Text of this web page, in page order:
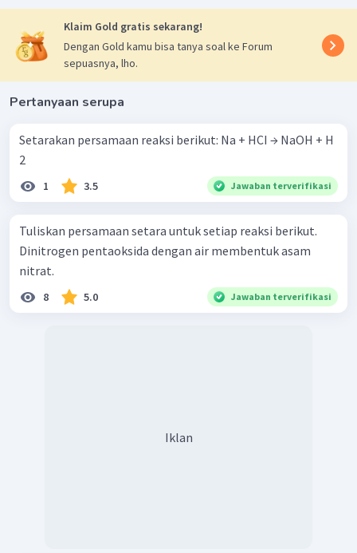
Klaim Gold gratis sekarang!
Dengan Gold kamu bisa tanya soal ke Forum
sepuasnya, lho.
Pertanyaan serupa
Setarakan persamaan reaksi berikut: Na + HCI → NaOH + H
2 ​
1 3.5 Jawaban terverifikasi
Tuliskan persamaan setara untuk setiap reaksi berikut.
Dinitrogen pentaoksida dengan air membentuk asam
nitrat.
8 5.0 Jawaban terverifikasi
Iklan